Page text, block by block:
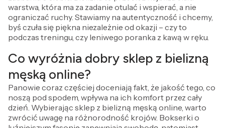
warstwa, która ma za zadanie otulać i wspierać, a nie
ograniczać ruchy. Stawiamy na autentyczność i chcemy,
byś czuła się piękna niezależnie od okazji – czy to
podczas treningu, czy leniwego poranka z kawą w ręku.
Co wyróżnia dobry sklep z bielizną
męską online?
Panowie coraz częściej doceniają fakt, że jakość tego, co
noszą pod spodem, wpływa na ich komfort przez cały
dzień. Wybierając sklep z bielizną męską online, warto
zwrócić uwagę na różnorodność krojów. Bokserki o